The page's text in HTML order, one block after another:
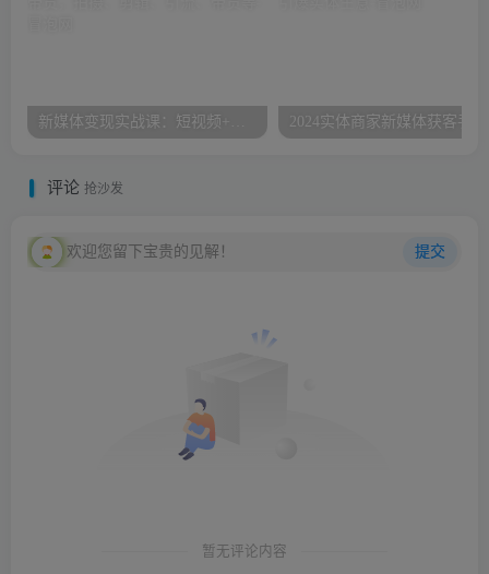
评论 抢沙发
欢迎您留下宝贵的见解！ 提交
暂无评论内容